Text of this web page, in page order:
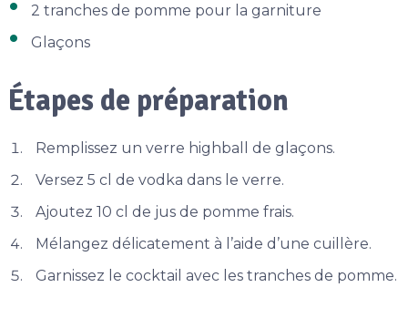
2 tranches de pomme pour la garniture
Glaçons
Étapes de préparation
Remplissez un verre highball de glaçons.
Versez 5 cl de vodka dans le verre.
Ajoutez 10 cl de jus de pomme frais.
Mélangez délicatement à l’aide d’une cuillère.
Garnissez le cocktail avec les tranches de pomme.